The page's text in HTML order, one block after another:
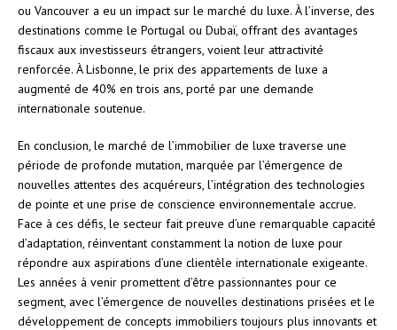
ou Vancouver a eu un impact sur le marché du luxe. À l’inverse, des
destinations comme le Portugal ou Dubaï, offrant des avantages
fiscaux aux investisseurs étrangers, voient leur attractivité
renforcée. À Lisbonne, le prix des appartements de luxe a
augmenté de 40% en trois ans, porté par une demande
internationale soutenue.
En conclusion, le marché de l’immobilier de luxe traverse une
période de profonde mutation, marquée par l’émergence de
nouvelles attentes des acquéreurs, l’intégration des technologies
de pointe et une prise de conscience environnementale accrue.
Face à ces défis, le secteur fait preuve d’une remarquable capacité
d’adaptation, réinventant constamment la notion de luxe pour
répondre aux aspirations d’une clientèle internationale exigeante.
Les années à venir promettent d’être passionnantes pour ce
segment, avec l’émergence de nouvelles destinations prisées et le
développement de concepts immobiliers toujours plus innovants et